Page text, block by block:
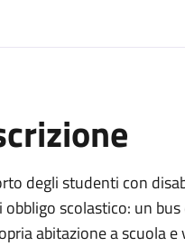
degli studenti con
obbligo scolastico: un
abitazione a scuola e